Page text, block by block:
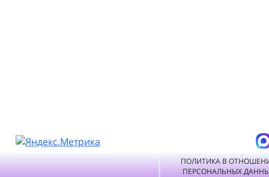
ПОЛИТИКА В
ПЕРСОНАЛЬНЫХ